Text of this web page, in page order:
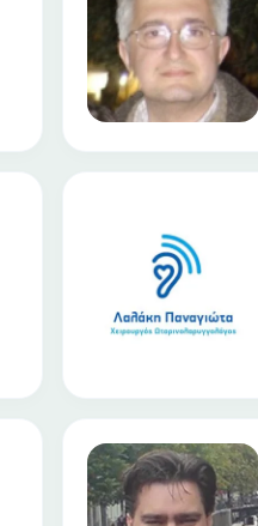
βιολογικών θεραπειών
θεραπείας